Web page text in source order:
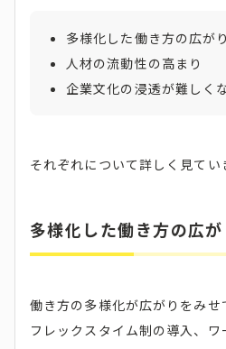
多様化した働き方の広がり
人材の流動性の高まり
企業文化の浸透が難しく
それぞれについて詳しく見てい
多様化した働き方の広が
働き方の多様化が広がりをみ
フレックスタイム制の導入、